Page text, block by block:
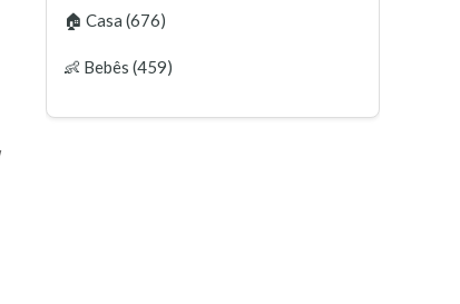
🏠 Casa (676)
👶 Bebês (459)